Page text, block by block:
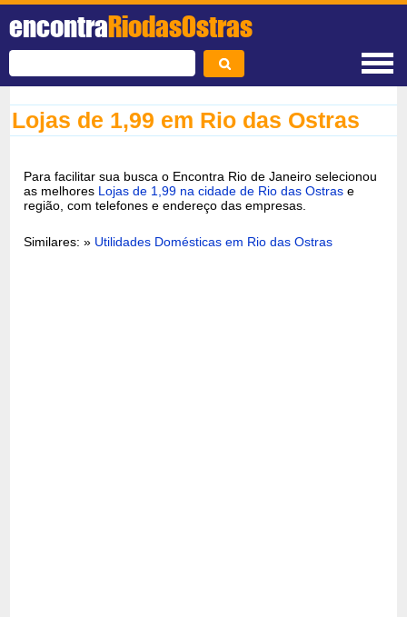
encontraRiodasOstras
Lojas de 1,99 em Rio das Ostras
Para facilitar sua busca o Encontra Rio de Janeiro selecionou
as melhores Lojas de 1,99 na cidade de Rio das Ostras e
região, com telefones e endereço das empresas.
Similares: » Utilidades Domésticas em Rio das Ostras